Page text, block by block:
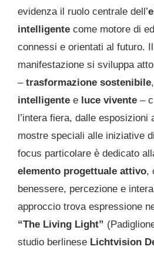
evidenza il ruolo centrale dell’
intelligente come motore di
connessi e orientati al futuro.
manifestazione si sviluppa
– trasformazione sostenibile,
intelligente e luce vivente –
l’intera fiera, dalle esposizioni
mostre speciali alle iniziative
focus particolare è dedicato
elemento progettuale attivo,
benessere, percezione e
approccio trova espressione
“The Living Light”
studio berlinese Lichtvision